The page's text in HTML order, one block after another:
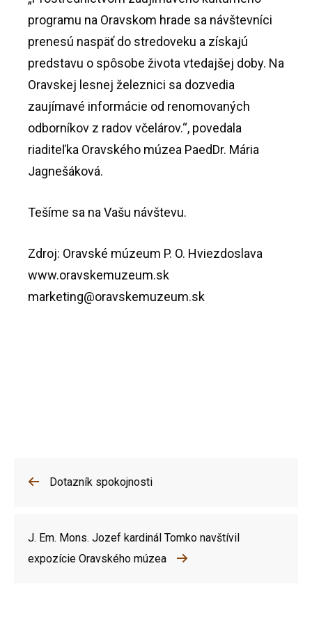
programu na Oravskom hrade sa návštevníci
prenesú naspäť do stredoveku a získajú
predstavu o spôsobe života vtedajšej doby. Na
Oravskej lesnej železnici sa dozvedia
zaujímavé informácie od renomovaných
odborníkov z radov včelárov.“, povedala
riaditeľka Oravského múzea PaedDr. Mária
Jagnešáková.
Tešíme sa na Vašu návštevu.
Zdroj: Oravské múzeum P. O. Hviezdoslava
www.oravskemuzeum.sk
marketing@oravskemuzeum.sk
Dotazník spokojnosti
J. Em. Mons. Jozef kardinál Tomko navštívil
expozície Oravského múzea